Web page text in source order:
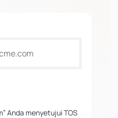
Anda menyetujui TOS